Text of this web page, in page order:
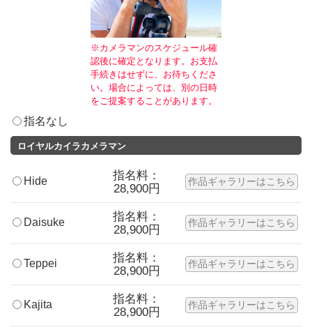
※カメラマンのスケジュール確
認後に確定となります。お支払
手続きはせずに、お待ちくださ
い。場合によっては、別の日時
をご提案することがあります。
指名なし
ロイヤルカイラカメラマン
Hide
指名料：
28,900円
作品ギャラリーはこちら
Daisuke
指名料：
28,900円
作品ギャラリーはこちら
Teppei
指名料：
28,900円
作品ギャラリーはこちら
Kajita
指名料：
28,900円
作品ギャラリーはこちら